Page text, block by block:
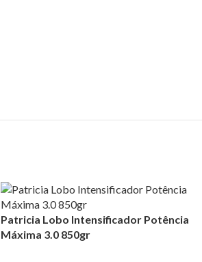
Patricia Lobo Intensificador Potência
Máxima 3.0 850gr